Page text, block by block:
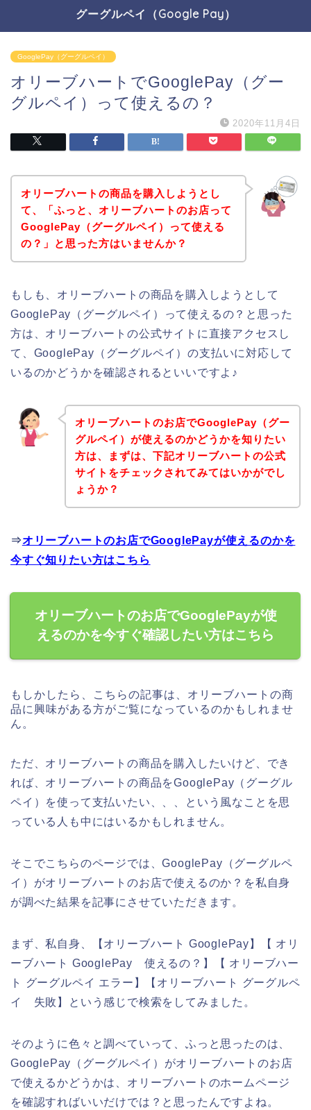
グーグルペイ（Google Pay）
GooglePay（グーグルペイ）
オリーブハートでGooglePay（グー
グルペイ）って使えるの？
2020年11月4日
オリーブハートの商品を購入しようとし
て、「ふっと、オリーブハートのお店って
GooglePay（グーグルペイ）って使える
の？」と思った方はいませんか？
もしも、オリーブハートの商品を購入しようとして
GooglePay（グーグルペイ）って使えるの？と思った
方は、オリーブハートの公式サイトに直接アクセスし
て、GooglePay（グーグルペイ）の支払いに対応して
いるのかどうかを確認されるといいですよ♪
オリーブハートのお店でGooglePay（グー
グルペイ）が使えるのかどうかを知りたい
方は、まずは、下記オリーブハートの公式
サイトをチェックされてみてはいかがでし
ょうか？
⇒オリーブハートのお店でGooglePayが使えるのかを
今すぐ知りたい方はこちら
オリーブハートのお店でGooglePayが使
えるのかを今すぐ確認したい方はこちら
もしかしたら、こちらの記事は、オリーブハートの商
品に興味がある方がご覧になっているのかもしれませ
ん。
ただ、オリーブハートの商品を購入したいけど、でき
れば、オリーブハートの商品をGooglePay（グーグル
ペイ）を使って支払いたい、、、という風なことを思
っている人も中にはいるかもしれません。
そこでこちらのページでは、GooglePay（グーグルペ
イ）がオリーブハートのお店で使えるのか？を私自身
が調べた結果を記事にさせていただきます。
まず、私自身、【オリーブハート GooglePay】【 オリ
ーブハート GooglePay 使えるの？】【 オリーブハー
ト グーグルペイ エラー】【オリーブハート グーグルペ
イ 失敗】という感じで検索をしてみました。
そのように色々と調べていって、ふっと思ったのは、
GooglePay（グーグルペイ）がオリーブハートのお店
で使えるかどうかは、オリーブハートのホームページ
を確認すればいいだけでは？と思ったんですよね。